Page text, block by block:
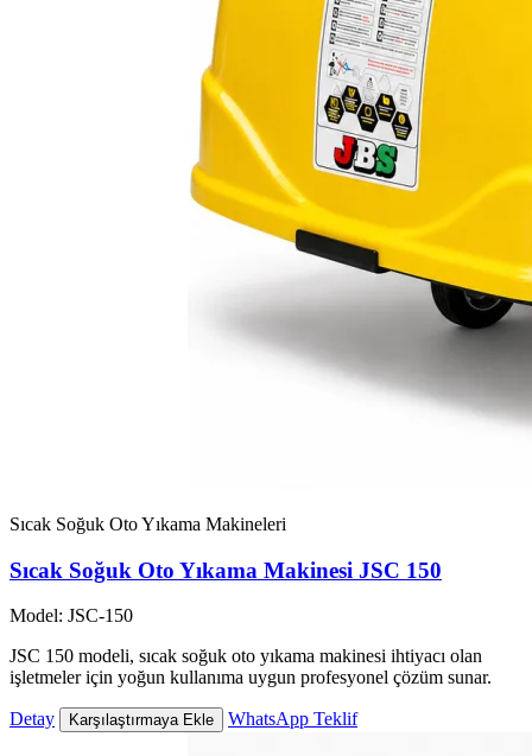
Sıcak Soğuk Oto Yıkama Makineleri
Sıcak Soğuk Oto Yıkama Makinesi JSC 150
Model: JSC-150
JSC 150 modeli, sıcak soğuk oto yıkama makinesi ihtiyacı olan
işletmeler için yoğun kullanıma uygun profesyonel çözüm sunar.
Detay Karşılaştırmaya Ekle WhatsApp Teklif